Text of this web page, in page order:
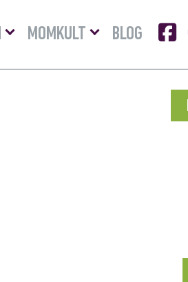
Menü
lenyitásaMOMKULT
Menü
lenyitása
BLOG